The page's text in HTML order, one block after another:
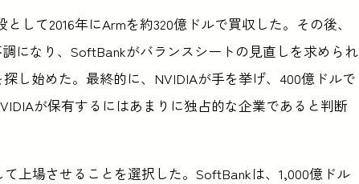
して2016年にArmを約320億ドルで買収した。その後、
になり、SoftBankがバランスシートの見直しを求められ
し始めた。最終的に、NVIDIAが手を挙げ、400億ドルで
が保有するにはあまりに独占的な企業であると判断
上場させることを選択した。SoftBankは、1,000億ドル